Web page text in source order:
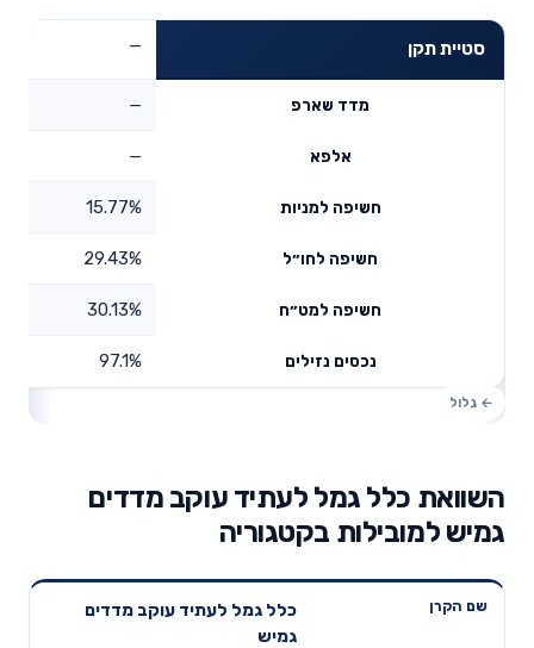
סטיית תקן —
מדד שארפ —
אלפא —
חשיפה למניות 15.77%
חשיפה לחו״ל 29.43%
חשיפה למט״ח 30.13%
נכסים נזילים 97.1%
השוואת כלל גמל לעתיד עוקב מדדים
גמיש למובילות בקטגוריה
שנתית 3
תשואה
דמי ניהול
כלל גמל לעתיד עוקב מדדים
גמיש